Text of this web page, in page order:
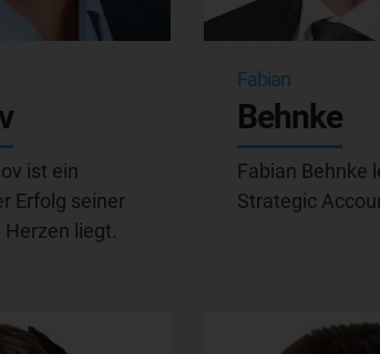
ist ein
Erfolg seiner
liegt.
Fabian
Behnke
Fabian Behnke
Strategic